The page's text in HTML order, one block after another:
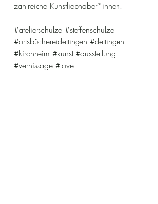
zahlreiche Kunstliebhaber*innen.
#atelierschulze #steffenschulze
#ortsbüchereidettingen #dettingen
#kirchheim #kunst #ausstellung
#vernissage #love